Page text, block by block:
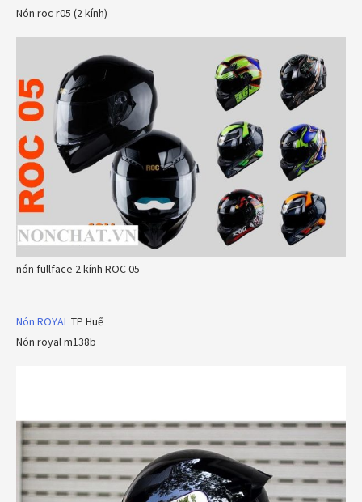
Nón roc r05 (2 kính)
nón fullface 2 kính ROC 05
Nón ROYALTP Huế
Nón royal m138b